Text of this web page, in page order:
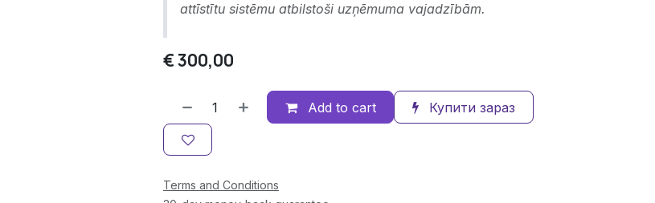
attīstītu sistēmu atbilstoši uzņēmuma vajadzībām.
€300,00
Add to cart Купити зараз
Terms and Conditions